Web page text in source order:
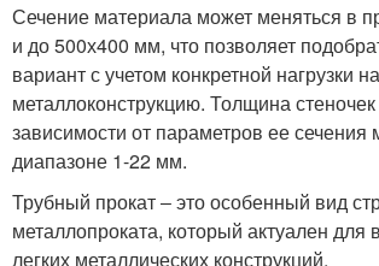
Сечение материала может меняться в
и до 500х400 мм, что позволяет
вариант с учетом конкретной нагрузки на
металлоконструкцию. Толщина
зависимости от параметров ее сечения
диапазоне 1-22 мм.
Трубный прокат ‒ это особенный вид
металлопроката, который актуален для
легких металлических конструкций.